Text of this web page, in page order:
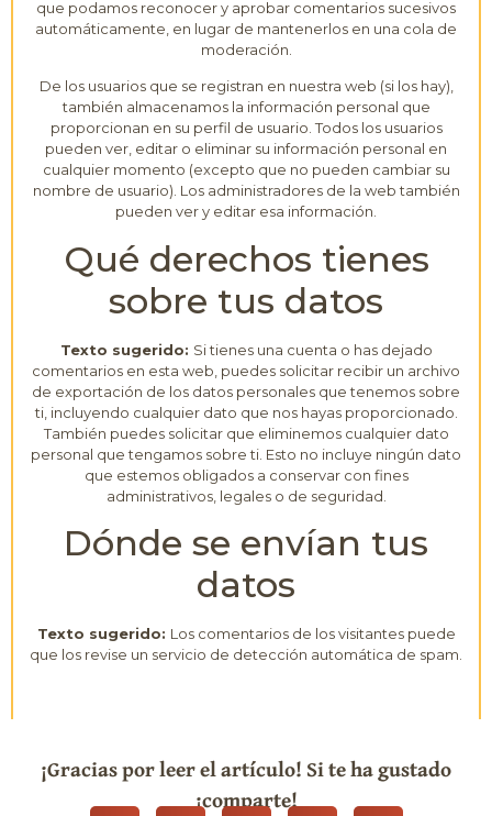
que podamos reconocer y aprobar comentarios sucesivos
automáticamente, en lugar de mantenerlos en una cola de
moderación.
De los usuarios que se registran en nuestra web (si los hay),
también almacenamos la información personal que
proporcionan en su perfil de usuario. Todos los usuarios
pueden ver, editar o eliminar su información personal en
cualquier momento (excepto que no pueden cambiar su
nombre de usuario). Los administradores de la web también
pueden ver y editar esa información.
Qué derechos tienes
sobre tus datos
Texto sugerido: Si tienes una cuenta o has dejado
comentarios en esta web, puedes solicitar recibir un archivo
de exportación de los datos personales que tenemos sobre
ti, incluyendo cualquier dato que nos hayas proporcionado.
También puedes solicitar que eliminemos cualquier dato
personal que tengamos sobre ti. Esto no incluye ningún dato
que estemos obligados a conservar con fines
administrativos, legales o de seguridad.
Dónde se envían tus
datos
Texto sugerido: Los comentarios de los visitantes puede
que los revise un servicio de detección automática de spam.
¡Gracias por leer el artículo! Si te ha gustado
¡comparte!